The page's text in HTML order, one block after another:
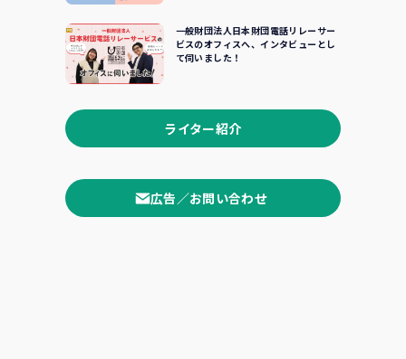
一般財団法人日本財団電話リレーサー
ビスのオフィスへ、インタビューとし
て伺いました！
ライター紹介
広告／お問い合わせ